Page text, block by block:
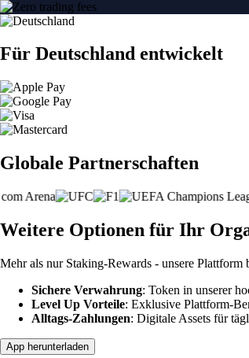
Für Deutschland entwickelt
Globale Partnerschaften
Weitere Optionen für Ihr
Mehr als nur Staking-Rewards - unsere Plattform
Sichere Verwahrung: Token in unserer
Level Up Vorteile: Exklusive Plattform-
Alltags-Zahlungen: Digitale Assets für
App herunterladen